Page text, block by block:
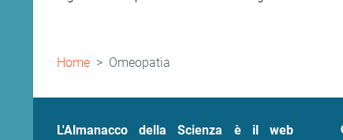
Briciole
Home Omeopatia
L'Almanacco della Scienza è il web